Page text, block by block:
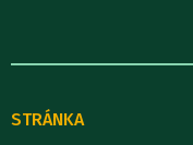
STRÁNKA